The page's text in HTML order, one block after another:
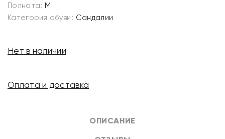
ОПИСАНИЕ
Полнота: M
Категория обуви: Сандалии
Нет в наличии
Оплата и доставка